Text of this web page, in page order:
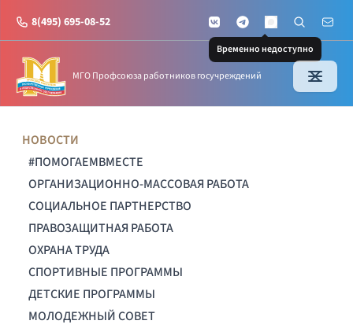
8(495) 695-08-52 VKontakteTelegramMAX
Временно недоступно
Поиск по
Почта
МГО Профсоюза работников госучреждений
НОВОСТИ
#ПОМОГАЕМВМЕСТЕ
ОРГАНИЗАЦИОННО-МАССОВАЯ РАБОТА
СОЦИАЛЬНОЕ ПАРТНЕРСТВО
ПРАВОЗАЩИТНАЯ РАБОТА
ОХРАНА ТРУДА
СПОРТИВНЫЕ ПРОГРАММЫ
ДЕТСКИЕ ПРОГРАММЫ
МОЛОДЕЖНЫЙ СОВЕТ